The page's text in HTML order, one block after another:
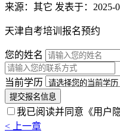
来源：其它 发表于：2025-
天津自考培训报名预约
您的姓名
当前学历
提交报名信息
我已阅读并同意 《用户
< 上一章